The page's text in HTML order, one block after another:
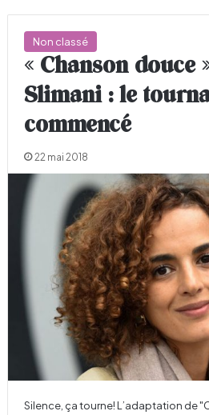
Non classé
« Chanson douce
Slimani : le
commencé
22 mai 2018
Silence, ça tourne! L’adaptation de